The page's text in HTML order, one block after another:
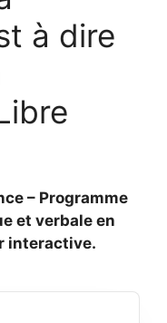
à dire
– Programme
et verbale en
interactive.